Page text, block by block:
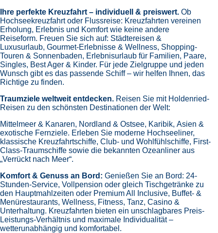
Ihre perfekte Kreuzfahrt – individuell & preiswert. Ob
Hochseekreuzfahrt oder Flussreise: Kreuzfahrten vereinen
Erholung, Erlebnis und Komfort wie keine andere
Reiseform. Freuen Sie sich auf: Städtereisen &
Luxusurlaub, Gourmet-Erlebnisse & Wellness, Shopping-
Touren & Sonnenbaden, Erlebnisurlaub für Familien, Paare,
Singles, Best Ager & Kinder. Für jede Zielgruppe und jeden
Wunsch gibt es das passende Schiff – wir helfen Ihnen, das
Richtige zu finden.
Traumziele weltweit entdecken. Reisen Sie mit Holdenried-
Reisen zu den schönsten Destinationen der Welt:
Mittelmeer & Kanaren, Nordland & Ostsee, Karibik, Asien &
exotische Fernziele. Erleben Sie moderne Hochseeliner,
klassische Kreuzfahrtschiffe, Club- und Wohlfühlschiffe, First-
Class-Traumschiffe sowie die bekannten Ozeanliner aus
„Verrückt nach Meer“.
Komfort & Genuss an Bord: Genießen Sie an Bord: 24-
Stunden-Service, Vollpension oder gleich Tischgetränke zu
den Hauptmahlzeiten oder Premium All Inclusive, Buffet- &
Menürestaurants, Wellness, Fitness, Tanz, Casino &
Unterhaltung. Kreuzfahrten bieten ein unschlagbares Preis-
Leistungs-Verhältnis und maximale Individualität –
wetterunabhängig und komfortabel.